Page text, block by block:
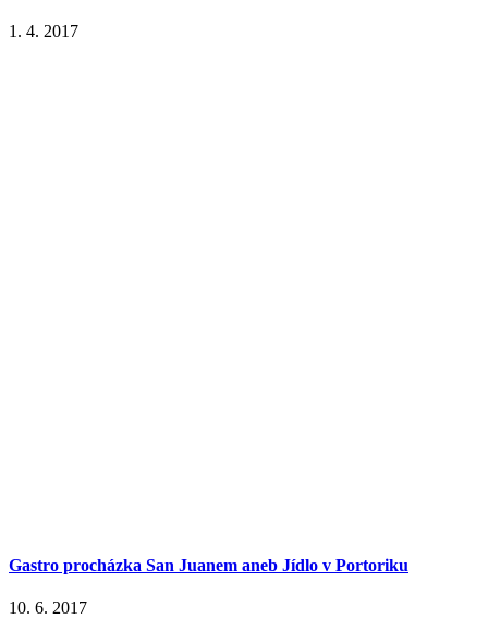
1. 4. 2017
Gastro procházka San Juanem aneb Jídlo v Portoriku
10. 6. 2017